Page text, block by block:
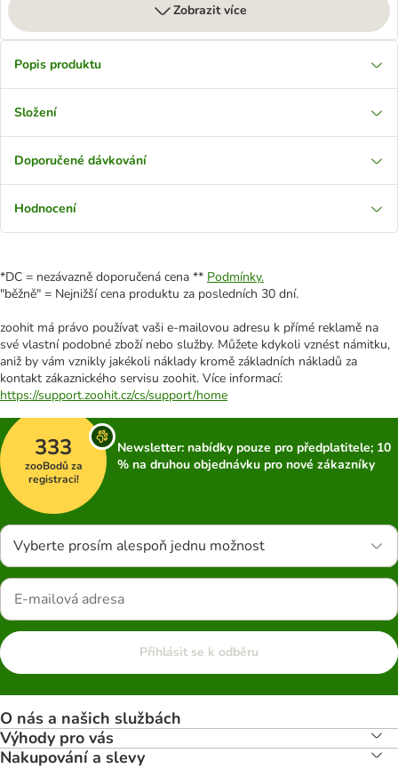
Zobrazit více
Popis produktu
Složení
Doporučené dávkování
Hodnocení
*DC = nezávazně doporučená cena ** Podmínky.
"běžně" = Nejnižší cena produktu za posledních 30 dní.
zoohit má právo používat vaši e-mailovou adresu k přímé reklamě na
své vlastní podobné zboží nebo služby. Můžete kdykoli vznést námitku,
aniž by vám vznikly jakékoli náklady kromě základních nákladů za
kontakt zákaznického servisu zoohit. Více informací:
https://support.zoohit.cz/cs/support/home
333
zooBodů za
registraci!
Newsletter: nabídky pouze pro předplatitele; 10
% na druhou objednávku pro nové zákazníky
Vyberte prosím alespoň jednu možnost
Přihlásit se k odběru
O nás a našich službách
Výhody pro vás
Nakupování a slevy